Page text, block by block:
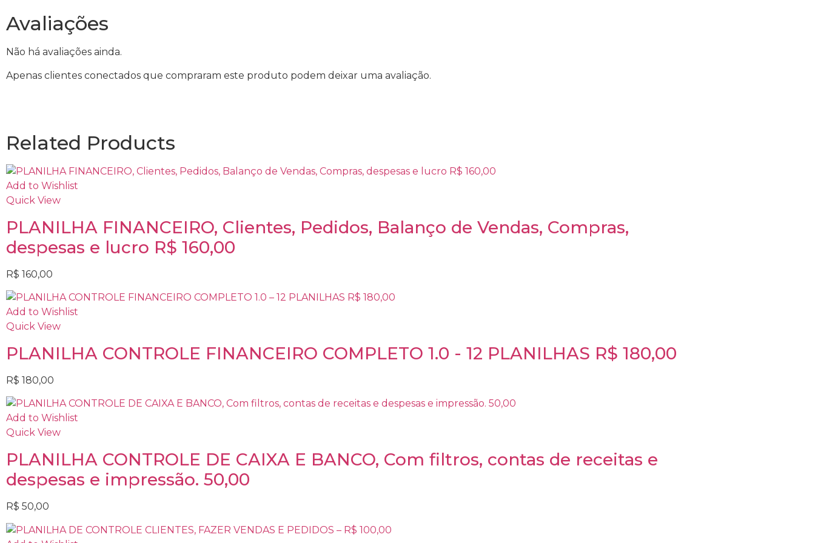
Avaliações
Não há avaliações ainda.
Apenas clientes conectados que compraram este produto podem deixar uma avaliação.
Related Products
Add to Wishlist
Quick View
PLANILHA FINANCEIRO, Clientes, Pedidos, Balanço de Vendas, Compras,
despesas e lucro R$ 160,00
R$ 160,00
Add to Wishlist
Quick View
PLANILHA CONTROLE FINANCEIRO COMPLETO 1.0 - 12 PLANILHAS R$ 180,00
R$ 180,00
Add to Wishlist
Quick View
PLANILHA CONTROLE DE CAIXA E BANCO, Com filtros, contas de receitas e
despesas e impressão. 50,00
R$ 50,00